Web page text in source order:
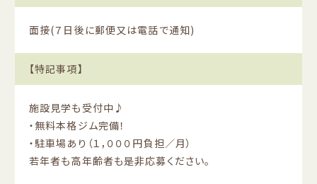
面接(７日後に郵便又は電話で通知)
【特記事項】
施設見学も受付中♪
・無料本格ジム完備！
・駐車場あり（１，０００円負担／月）
若年者も高年齢者も是非応募ください。